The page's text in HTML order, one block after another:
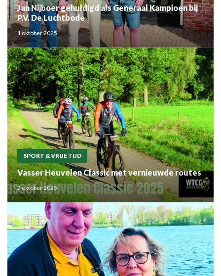
Jan Nijboer gehuldigd als Generaal Kampioen bij
P.V. De Luchtbode
1 oktober 2025
SPORT & VRIJE TIJD
Vasser Heuvelen Classic met vernieuwde routes
2 oktober 2025